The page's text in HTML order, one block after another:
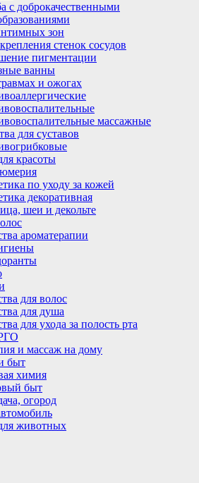
с доброкачественными
зон
стенок сосудов
пигментации
ванны
и ожогах
массажные
для суставов
красоты
по уходу за кожей
декоративная
шеи и декольте
ароматерапии
для волос
для душа
для ухода за полость рта
и массаж на дому
быт
химия
быт
огород
животных